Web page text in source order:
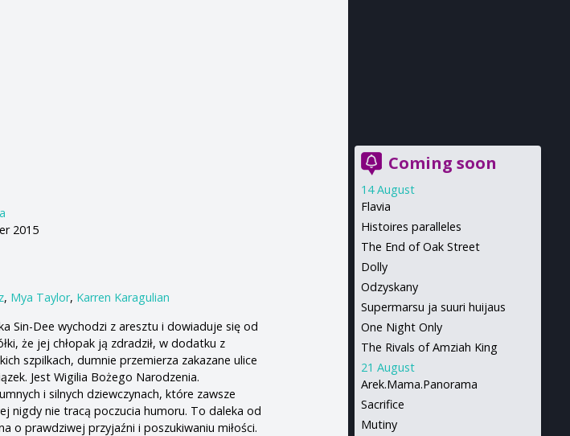
2015
, Mya Taylor, Karren Karagulian
Sin-Dee wychodzi z aresztu i dowiaduje się od
że jej chłopak ją zdradził, w dodatku z
szpilkach, dumnie przemierza zakazane ulice
Jest Wigilia Bożego Narodzenia.
i silnych dziewczynach, które zawsze
nigdy nie tracą poczucia humoru. To daleka od
o prawdziwej przyjaźni i poszukiwaniu miłości.
Coming soon
14 August
Flavia
Histoires paralleles
The End of Oak Street
Dolly
Odzyskany
Supermarsu ja suuri huijaus
One Night Only
The Rivals of Amziah King
21 August
Arek.Mama.Panorama
Sacrifice
Mutiny